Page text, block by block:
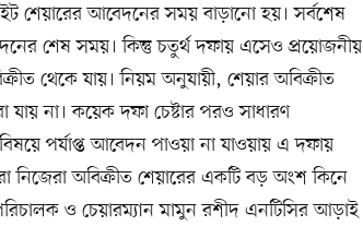
শেয়ারের আবেদনের সময় বাড়ানো হয়। সর্বশেষ
শেষ সময়। কিন্তু চতুর্থ দফায় এসেও প্রয়োজনীয়
থেকে যায়। নিয়ম অনুযায়ী, শেয়ার অবিক্রীত
যায় না। কয়েক দফা চেষ্টার পরও সাধারণ
পর্যাপ্ত আবেদন পাওয়া না যাওয়ায় এ দফায়
নিজেরা অবিক্রীত শেয়ারের একটি বড় অংশ কিনে
ও চেয়ারম্যান মামুন রশীদ এনটিসির আড়াই